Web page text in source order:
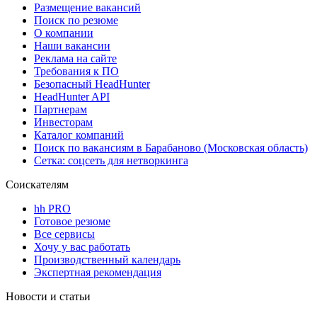
Размещение вакансий
Поиск по резюме
О компании
Наши вакансии
Реклама на сайте
Требования к ПО
Безопасный HeadHunter
HeadHunter API
Партнерам
Инвесторам
Каталог компаний
Поиск по вакансиям в Барабаново (Московская область)
Сетка: соцсеть для нетворкинга
Соискателям
hh PRO
Готовое резюме
Все сервисы
Хочу у вас работать
Производственный календарь
Экспертная рекомендация
Новости и статьи